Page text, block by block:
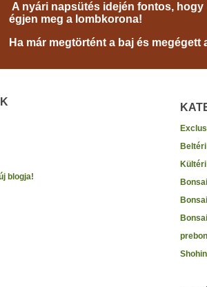
A nyári napsütés idején fontos,
égjen meg a lombkorona!
Ha már megtörtént a baj és
blogja!